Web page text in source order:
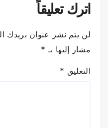
اترك تعليقاً
لن يتم نشر عنوان بريدك
مشار إليها بـ *
التعليق *